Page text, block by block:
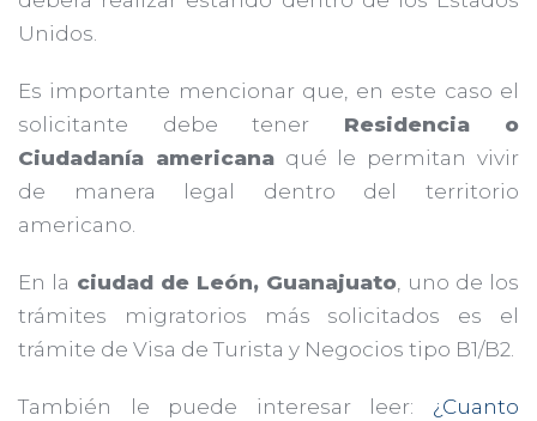
Unidos.
Es importante mencionar que, en este caso el
solicitante debe tener Residencia o
Ciudadanía americanaqué le permitan vivir
de manera legal dentro del territorio
americano.
En la ciudad de León, Guanajuato, uno de los
trámites migratorios más solicitados es el
trámite de Visa de Turista y Negocios tipo B1/B2.
También le puede interesar leer: ¿Cuanto